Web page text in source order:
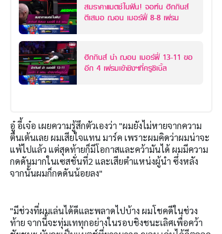
สมราคาแมตช์ในฝัน! จอห์น ฮิกกินส์
ตีเสมอ ฌอน เมอร์ฟี่ 8-8 เฟรม
ฮิกกินส์ นำ ฌอน เมอร์ฟี่ 13-11 ขอ
อีก 4 เฟรมเข้าชิงฯที่ครูซิเบิ้ล
อู๋ อี้เจ๋อ เผยความรู้สึกตัวเองว่า "ผมยังไม่หายจากความ
ตื่นเต้นเลย ผมเสียใจแทน มาร์ค เพราะผมคิดว่าผมน่าจะ
แพ้ไปแล้ว แต่สุดท้ายก็มีโอกาสและคว้ามันได้ ผมมีความ
กดดันมากในเซสชั่นที่2 และเสียตำแหน่งผู้นำ ซึ่งหลัง
จากนั้นผมก็กดดันน้อยลง"
"มีช่วงที่ผมเล่นได้ดีและพลาดไปบ้าง ผมโชคดีในช่วง
ท้าย จากนี้จะทุ่มเททุกอย่างในรอบชิงชนะเลิศเพื่อคว้า